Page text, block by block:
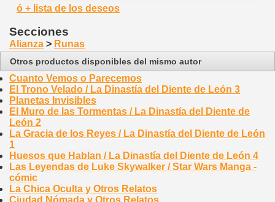
ó + lista de los deseos
Secciones
Alianza > Runas
Otros productos disponibles del mismo autor
Cuanto Vemos o Parecemos
El Trono Velado / La Dinastía del Diente de León 3
Planetas Invisibles
El Muro de las Tormentas / La Dinastía del Diente de
León 2
La Gracia de los Reyes / La Dinastía del Diente de León
1
Huesos que Hablan / La Dinastía del Diente de León 4
Las Leyendas de Luke Skywalker / Star Wars Manga -
cómic
La Chica Oculta y Otros Relatos